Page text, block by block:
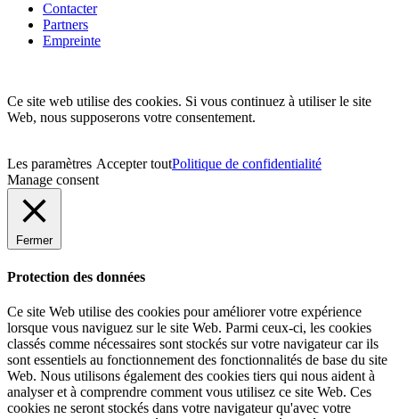
Contacter
Partners
Empreinte
Ce site web utilise des cookies. Si vous continuez à utiliser le site
Web, nous supposerons votre consentement.
Les paramètres Accepter toutPolitique de confidentialité
Manage consent
Fermer
Protection des données
Ce site Web utilise des cookies pour améliorer votre expérience
lorsque vous naviguez sur le site Web. Parmi ceux-ci, les cookies
classés comme nécessaires sont stockés sur votre navigateur car ils
sont essentiels au fonctionnement des fonctionnalités de base du site
Web. Nous utilisons également des cookies tiers qui nous aident à
analyser et à comprendre comment vous utilisez ce site Web. Ces
cookies ne seront stockés dans votre navigateur qu'avec votre